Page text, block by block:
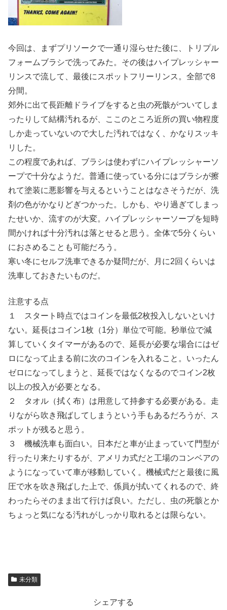
今回は、まずプリソークで一通り湿らせた後に、トリプル
フォームブラシで洗ってみた。その後はハイプレッシャー
リンスで流して、最後にスポットフリーリンス。全部で8
分間。
郊外に出て長距離ドライブをすると虫の死骸がついてしま
ったりして結構汚れるが、ここのところ近所の買い物程度
しか走っていないので大した汚れではなく、かなりスッキ
リした。
この程度であれば、ブラシは使わずにハイプレッシャーソ
ープで十分なようだ。普通に使っている分にはブラシが擦
れて塗装に悪影響を与えるということはなさそうだが、洗
剤の色がかなりどぎつかった。しかも、やり過ぎてしまっ
たせいか、流すのが大変。ハイプレッシャーソープを短時
間かければ十分汚れは落とせると思う。全体で5分くらい
におさめることも可能だろう。
寒い冬にセルフ洗車できるか疑問だが、月に2回くらいは
洗車しておきたいものだ。
注意する点
１ スタート時点ではコインを最低2枚投入しないといけ
ない。延長はコイン1枚（1分）単位で可能。秒単位で減
算していくタイマーがあるので、延長が必要な場合にはゼ
ロになって止まる前に次のコインを入れること。いったん
ゼロになってしまうと、延長ではなくなるのでコイン2枚
以上の投入が必要となる。
２ タオル（拭く布）は用意して持参する必要がある。走
りながら吹き飛ばしてしまうという手もあるだろうが、ス
ポットが残ると思う。
３ 機械洗車も面白い。日本だと車が止まっていて門型が
行ったり来たりするが、アメリカ式だと工場のコンベアの
ようになっていて車が移動していく。機械式だと最後に風
圧で水を吹き飛ばした上で、係員が拭いてくれるので、終
わったらそのまま出て行けば良い。ただし、虫の死骸とか
ちょっと気になる汚れがしっかり取れるとは限らない。
未分類
シェアする